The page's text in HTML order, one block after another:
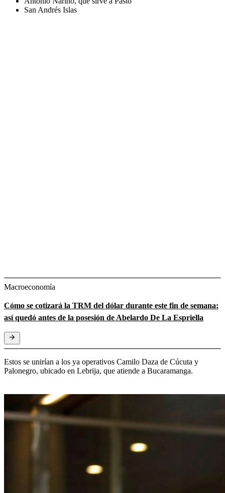
San Andrés Islas
Macroeconomía
Cómo se cotizará la TRM del dólar durante este fin de semana:
así quedó antes de la posesión de Abelardo De La Espriella
Estos se unirían a los ya operativos Camilo Daza de Cúcuta y
Palonegro, ubicado en Lebrija, que atiende a Bucaramanga.